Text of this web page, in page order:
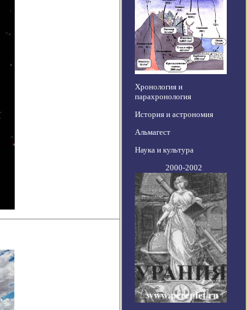
Хронология и
парахронология
История и астрономия
Альмагест
Наука и культура
2000-2002